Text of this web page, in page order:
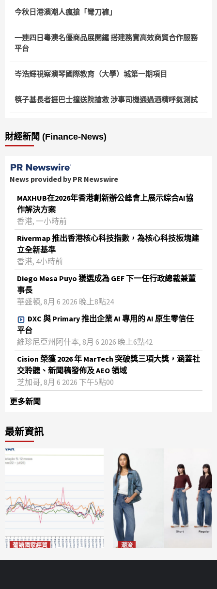
今秋日港澳潮人瘋搶「彎刀褲」
一連四日粵澳名優商品展開鑼 搭建務實高效商貿合作服務
平台
岑浩輝視察澳琴國際教育（大學）城第一期項目
筷子基長者捱巴士撞送院搶救 涉事司機通過酒精呼氣測試
財經新聞 (Finance-News)
News provided by PR Newswire
MAXHUB在2026年香港創新辦公峰會上展示綜合AI協
作解決方案
香港, 一小時前
Rivermap 推出香港核心科技指數，為核心科技板塊建
立全新基準
香港, 4小時前
Diego Mesa Puyo 獲選成為 GEF 下一任行政總裁兼董
事長
華盛頓, 8月 6 2026 晚上8點24
DXC 與 Primary 推出企業 AI 專用的 AI 原生零信任
平台
維珍尼亞州阿什本, 8月 6 2026 晚上6點42
Cision 榮獲 2026 年 MarTech 突破獎三項大獎，涵蓋社
交聆聽、新聞稿發佈及 AEO 領域
芝加哥, 8月 6 2026 下午5點00
更多新聞
最新資訊
葡語國家經貿 潮流